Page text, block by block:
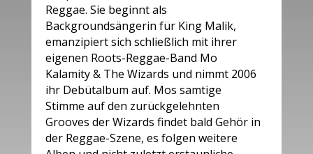
Reggae. Sie beginnt als
Backgroundsängerin für King Malik,
emanzipiert sich schließlich mit ihrer
eigenen Roots-Reggae-Band Mo
Kalamity & The Wizards und nimmt 2006
ihr Debütalbum auf. Mos samtige
Stimme auf den zurückgelehnten
Grooves der Wizards findet bald Gehör in
der Reggae-Szene, es folgen weitere